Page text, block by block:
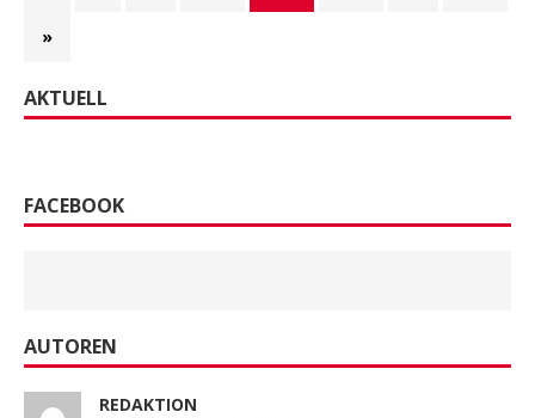
»
AKTUELL
FACEBOOK
AUTOREN
REDAKTION